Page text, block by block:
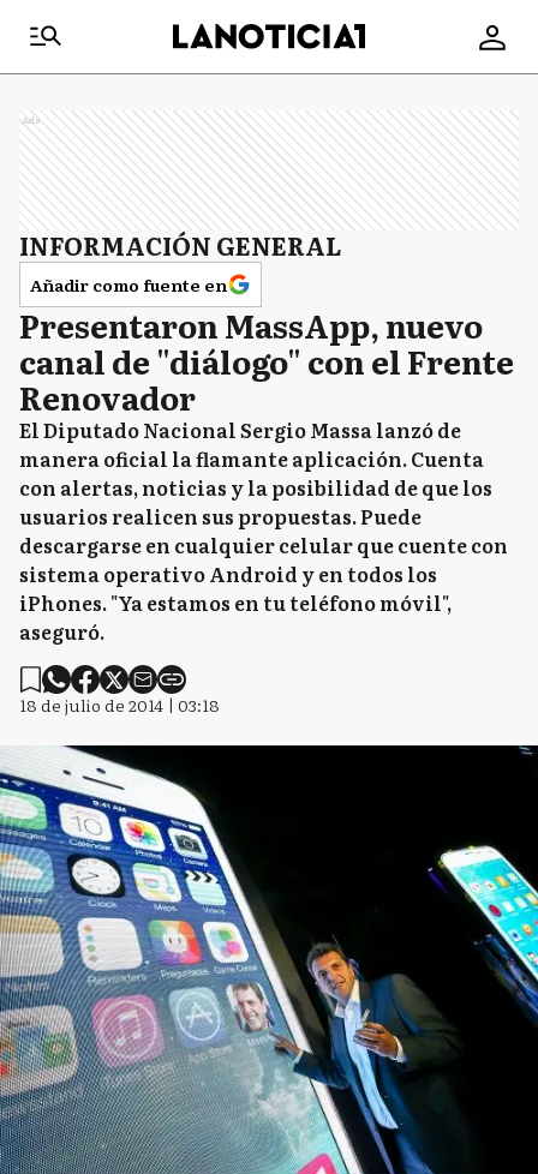
Ads
INFORMACIÓN GENERAL
Añadir como fuente en
Presentaron MassApp, nuevo
canal de "diálogo" con el Frente
Renovador
El Diputado Nacional Sergio Massa lanzó de
manera oficial la flamante aplicación. Cuenta
con alertas, noticias y la posibilidad de que los
usuarios realicen sus propuestas. Puede
descargarse en cualquier celular que cuente con
sistema operativo Android y en todos los
iPhones. "Ya estamos en tu teléfono móvil",
aseguró.
18 de julio de 2014 | 03:18